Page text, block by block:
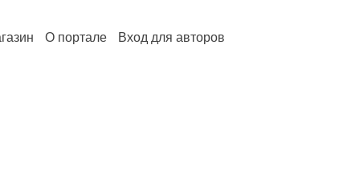
О портале Вход для авторов